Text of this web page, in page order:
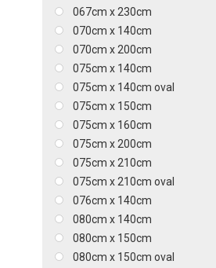
067cm x 230cm
070cm x 140cm
070cm x 200cm
075cm x 140cm
075cm x 140cm oval
075cm x 150cm
075cm x 160cm
075cm x 200cm
075cm x 210cm
075cm x 210cm oval
076cm x 140cm
080cm x 140cm
080cm x 150cm
080cm x 150cm oval